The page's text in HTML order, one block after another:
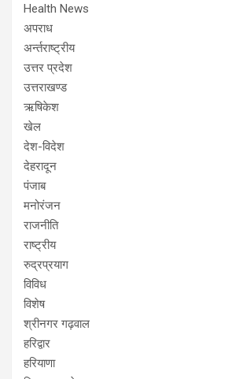
Health News
अपराध
अर्न्तराष्ट्रीय
उत्तर प्रदेश
उत्तराखण्ड
ऋषिकेश
खेल
देश-विदेश
देहरादून
पंजाब
मनोरंजन
राजनीति
राष्ट्रीय
रुद्रप्रयाग
विविध
विशेष
श्रीनगर गढ़वाल
हरिद्वार
हरियाणा